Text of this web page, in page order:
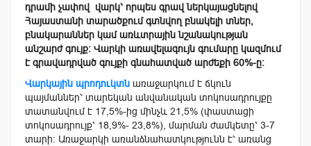
դրամի չափով վարկ՝ որպես գրավ ներկայացնելով
Հայաստանի տարածքում գտնվող բնակելի տներ,
բնակարաններ կամ առևտրային նշանակության
անշարժ գույք: Վարկի առավելագույն գումարը կազմում
է գրավադրված գույքի գնահատված արժեքի 60%-ը:
Վարկային պրոդուկտն առաջարկում է ճկուն
պայմաններ՝ տարեկան անվանական տոկոսադրույքը
տատանվում է 17,5%-ից մինչև 21,5% (փաստացի
տոկոսադրույք՝ 18,9%- 23,8%), մարման ժամկետը՝ 3-7
տարի: Առաջարկի առանձնահատկությունն է՝ առանց